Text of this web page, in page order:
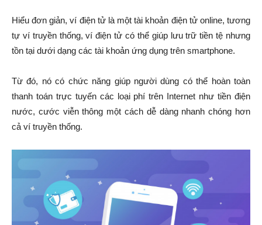
Hiểu đơn giản, ví điện tử là một tài khoản điện tử online, tương
tự ví truyền thống, ví điện tử có thể giúp lưu trữ tiền tệ nhưng
tồn tại dưới dạng các tài khoản ứng dụng trên smartphone.
Từ đó, nó có chức năng giúp người dùng có thể hoàn toàn
thanh toán trực tuyến các loại phí trên Internet như tiền điện
nước, cước viễn thông một cách dễ dàng nhanh chóng hơn
cả ví truyền thống.